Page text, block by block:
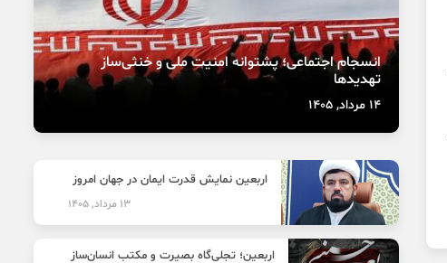
انسجام اجتماعی؛ پشتوانه امنیت ملی و خنثی‌ساز
تهدیدها
14 مرداد, 1405
اربعین نمایش قدرت ایمان در جهان امروز
13 مرداد, 1405
اربعین؛ تجلی‌گاه بصیرت و مکتب انسان‌ساز